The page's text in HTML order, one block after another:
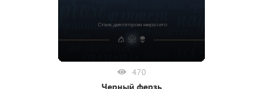
470
Черный ферзь